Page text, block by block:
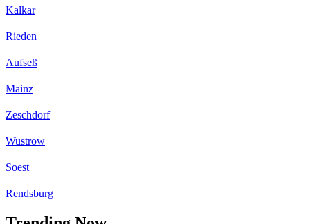
Kalkar
Rieden
Aufseß
Mainz
Zeschdorf
Wustrow
Soest
Rendsburg